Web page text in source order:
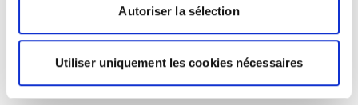
Autoriser la sélection
Utiliser uniquement les cookies nécessaires